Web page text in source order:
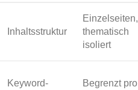
Inhaltsstruktur
Einzelseiten,
thematisch
isoliert
Keyword-
Begrenzt pro